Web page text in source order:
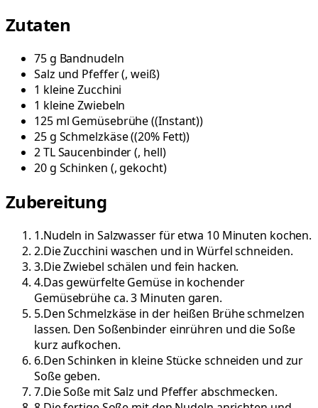
Zutaten
75g Bandnudeln
Salz und Pfeffer(, weiß)
1 kleineZucchini
1 kleineZwiebeln
125 ml Gemüsebrühe((Instant))
25g Schmelzkäse((20% Fett))
2TLSaucenbinder(, hell)
20g Schinken (, gekocht)
Zubereitung
1.Nudeln in Salzwasser für etwa 10 Minuten kochen.
2.Die Zucchini waschen und in Würfel schneiden.
3.Die Zwiebel schälen und fein hacken.
4.Das gewürfelte Gemüse in kochender
Gemüsebrühe ca. 3 Minuten garen.
5.Den Schmelzkäse in der heißen Brühe schmelzen
lassen. Den Soßenbinder einrühren und die Soße
kurz aufkochen.
6.Den Schinken in kleine Stücke schneiden und zur
Soße geben.
7.Die Soße mit Salz und Pfeffer abschmecken.